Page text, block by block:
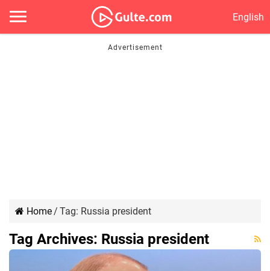
English
Home/ Tag: Russia president
Tag Archives: Russia president